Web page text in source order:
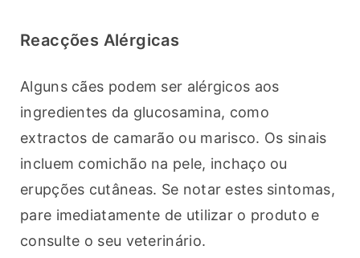
Reacções Alérgicas
Alguns cães podem ser alérgicos aos
ingredientes da glucosamina, como
extractos de camarão ou marisco. Os sinais
incluem comichão na pele, inchaço ou
erupções cutâneas. Se notar estes sintomas,
pare imediatamente de utilizar o produto e
consulte o seu veterinário.